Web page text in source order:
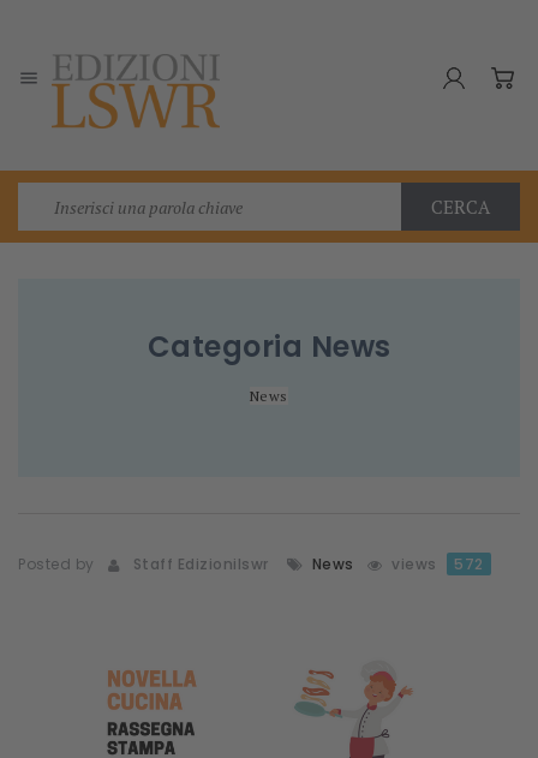

CERCA
Categoria News
News
Posted by Staff Edizionilswr News views 572